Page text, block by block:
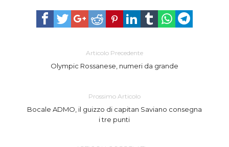
Articolo Precedente
Olympic Rossanese, numeri da grande
Prossimo Articolo
Bocale ADMO, il guizzo di capitan Saviano consegna
i tre punti